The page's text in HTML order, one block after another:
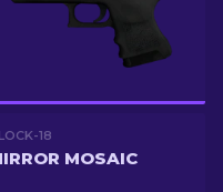
18
MOSAIC